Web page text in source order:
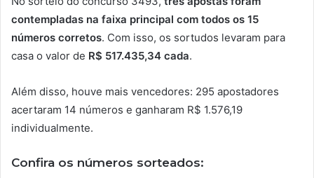
contempladas na faixa principal com todos os 15
números corretos. Com isso, os sortudos levaram para
casa o valor de R$ 517.435,34 cada.
Além disso, houve mais vencedores: 295 apostadores
acertaram 14 números e ganharam R$ 1.576,19
individualmente.
Confira os números sorteados: